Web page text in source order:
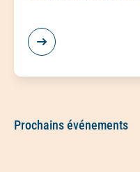
Prochains événements